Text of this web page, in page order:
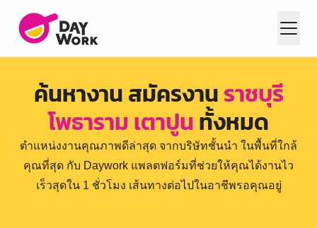
ค้นหางาน สมัครงานราชบุรี
โพธาราม เตาปูนทั้งหมด
ตำแหน่งงานคุณภาพดีล่าสุด จากบริษัทชั้นนำ ในพื้นที่ใกล้
คุณที่สุด กับ Daywork แพลตฟอร์มที่ช่วยให้คุณได้งานไว
เร็วสุดใน 1 ชั่วโมง เส้นทางต่อไปในอาชีพรอคุณอยู่